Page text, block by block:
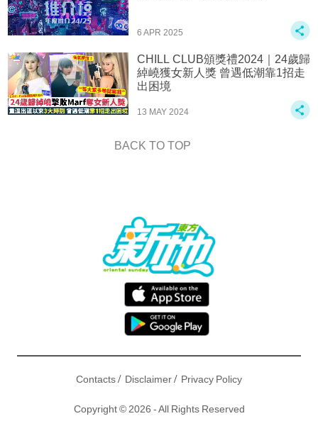
6 APR 2025
CHILL CLUB頒獎禮2024｜24歲歸
綽嶢獲女新人獎 曾遇低潮靠1招走
出困境
13 MAY 2024
BACK TO TOP
Contacts/ Disclaimer/ Privacy Policy
Copyright © 2026 - All Rights Reserved